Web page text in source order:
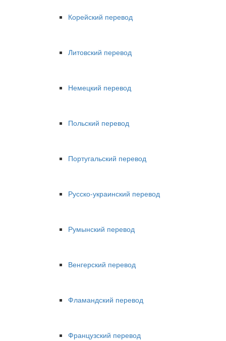
Корейский перевод
Литовский перевод
Немецкий перевод
Польский перевод
Португальский перевод
Русско-украинский перевод
Румынский перевод
Венгерский перевод
Фламандский перевод
Французский перевод